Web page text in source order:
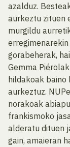
azalduz.
aurkeztu zituen
murgildu
gorabeherak,
Gemma
hildakoak
aurkeztuz.
norakoak
frankismoko
alderatu dituen
gain, amaieran